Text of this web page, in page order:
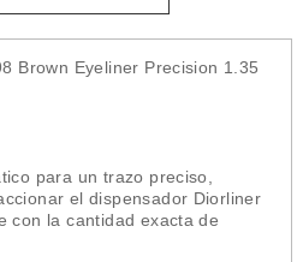
Brown Eyeliner Precision 1.35
para un trazo preciso,
el dispensador Diorliner
con la cantidad exacta de